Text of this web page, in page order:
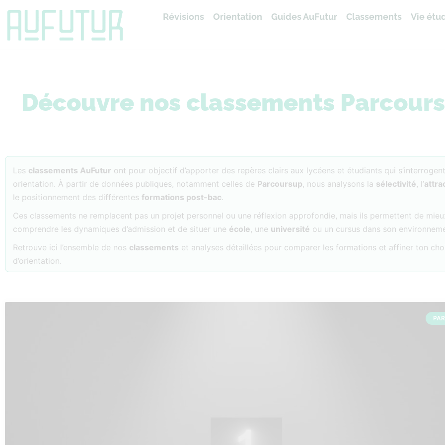
Révisions Orientation Guides AuFutur Classements Vie
Découvre nos classements
Les classements AuFutur ont pour objectif d’apporter des repères clairs aux lycéens et étudiants qui
orientation. À partir de données publiques, notamment celles de Parcoursup, nous analysons la sélectivité, l’
le positionnement des différentes formations post-bac.
Ces classements ne remplacent pas un projet personnel ou une réflexion approfondie, mais ils permettent de
comprendre les dynamiques d’admission et de situer une école, une université ou un cursus dans son
Retrouve ici l’ensemble de nos classements et analyses détaillées pour comparer les formations et affiner ton
d’orientation.